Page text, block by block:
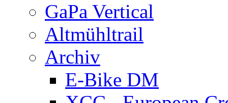
GaPa Vertical
Altmühltrail
Archiv
E-Bike DM